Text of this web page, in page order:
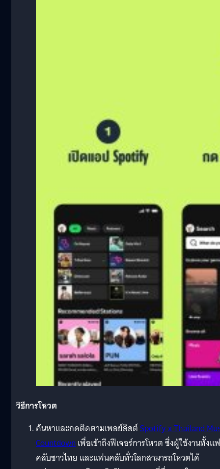
วิธีการโหวต
ค้นหาและกดติดตามเพลย์ลิสต์Spotify x Thailand
Countdownเพื่อเข้าถึงฟีเจอร์การโหวต ซึ่งผู้ใช้งานทั้งแ
คลับชาวไทย และแฟนคลับทั่วโลกสามารถโหวตได้